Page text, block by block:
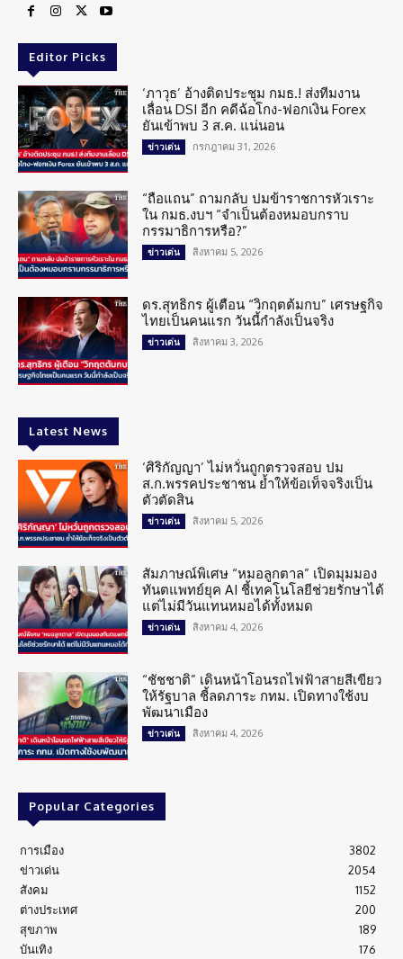
Editor Picks
‘ภาวุธ’ อ้างติดประชุม กมธ.! ส่งทีมงาน
เลื่อน DSI อีก คดีฉ้อโกง-ฟอกเงิน Forex
ยันเข้าพบ 3 ส.ค. แน่นอน
ข่าวเด่น กรกฎาคม 31, 2026
“ถือแถน” ถามกลับ ปมข้าราชการหัวเราะ
ใน กมธ.งบฯ “จำเป็นต้องหมอบกราบ
กรรมาธิการหรือ?”
ข่าวเด่น สิงหาคม 5, 2026
ดร.สุทธิกร ผู้เตือน “วิกฤตต้มกบ” เศรษฐกิจ
ไทยเป็นคนแรก วันนี้กำลังเป็นจริง
ข่าวเด่น สิงหาคม 3, 2026
Latest News
‘ศิริกัญญา’ ไม่หวั่นถูกตรวจสอบ ปม
ส.ก.พรรคประชาชน ย้ำให้ข้อเท็จจริงเป็น
ตัวตัดสิน
ข่าวเด่น สิงหาคม 5, 2026
สัมภาษณ์พิเศษ “หมอลูกตาล” เปิดมุมมอง
ทันตแพทย์ยุค AI ชี้เทคโนโลยีช่วยรักษาได้
แต่ไม่มีวันแทนหมอได้ทั้งหมด
ข่าวเด่น สิงหาคม 4, 2026
“ชัชชาติ” เดินหน้าโอนรถไฟฟ้าสายสีเขียว
ให้รัฐบาล ชี้ลดภาระ กทม. เปิดทางใช้งบ
พัฒนาเมือง
ข่าวเด่น สิงหาคม 4, 2026
Popular Categories
การเมือง
3802
ข่าวเด่น
2054
สังคม
1152
ต่างประเทศ
200
สุขภาพ
189
บันเทิง
176